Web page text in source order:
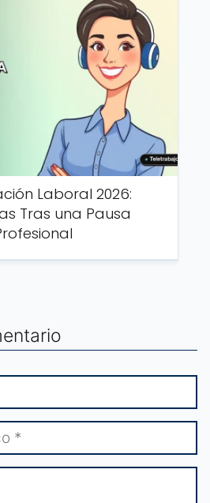
Laboral 2026:
Tras una Pausa